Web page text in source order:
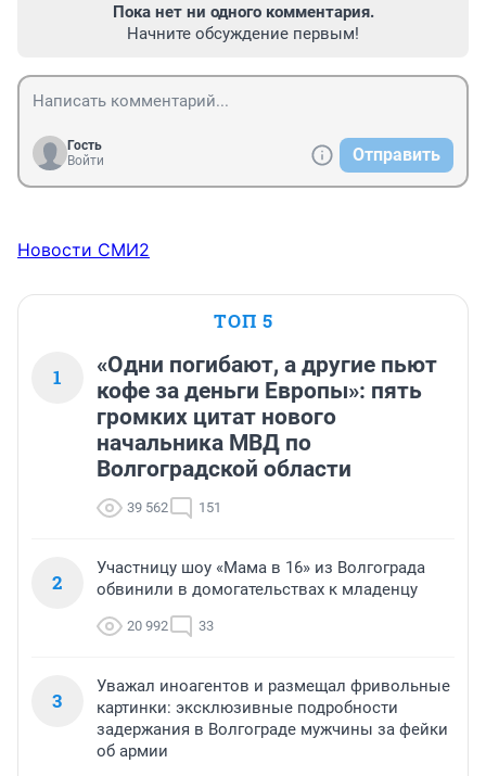
Пока нет ни одного комментария.
Начните обсуждение первым!
Гость
Войти
Отправить
Новости СМИ2
ТОП 5
1
«Одни погибают, а другие пьют
кофе за деньги Европы»: пять
громких цитат нового
начальника МВД по
Волгоградской области
39 562 151
2
Участницу шоу «Мама в 16» из Волгограда
обвинили в домогательствах к младенцу
20 992 33
3
Уважал иноагентов и размещал фривольные
картинки: эксклюзивные подробности
задержания в Волгограде мужчины за фейки
об армии